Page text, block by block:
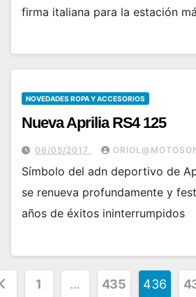
firma italiana para la estación
NOVEDADES ROPA Y ACCESORIOS
Nueva Aprilia RS4 125
06/05/2017
Símbolo del adn deportivo de
se renueva profundamente y
años de éxitos ininterrumpidos
1 … 435 436